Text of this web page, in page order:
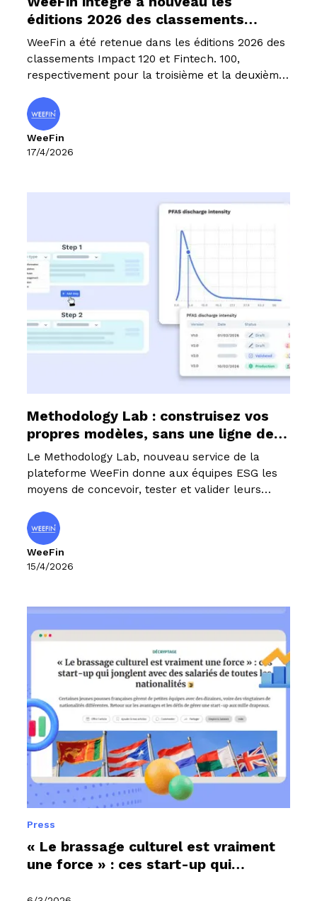
éditions 2026 des classements
Impact 120 et Fintech 100
WeeFin a été retenue dans les éditions 2026 des
classements Impact 120 et Fintech. 100,
respectivement pour la troisième et la deuxième
WeeFin
17/4/2026
Methodology Lab : construisez vos
propres modèles, sans une ligne de
code
Le Methodology Lab, nouveau service de la
plateforme WeeFin donne aux équipes ESG les
moyens de concevoir, tester et valider leurs
autonomie, dans un environnement sécurisé.
WeeFin
15/4/2026
Press
« Le brassage culturel est vraiment
une force » : ces start-up qui